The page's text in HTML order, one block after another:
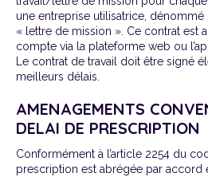
une entreprise utilisatrice,
« lettre de mission ». Ce contrat est
compte via la plateforme web ou
Le contrat de travail doit être signé
meilleurs délais.
AMENAGEMENTS
DELAI DE PRESCRIPTION
Conformément à l’article 2254 du
prescription est abrégée par accord